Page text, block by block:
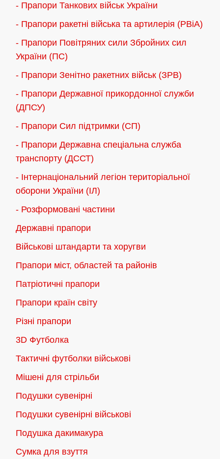
- Прапори Танкових військ України
- Прапори ракетні війська та артилерія (РВіА)
- Прапори Повітряних сили Збройних сил
України (ПС)
- Прапори Зенітно ракетних військ (ЗРВ)
- Прапори Державної прикордонної служби
(ДПСУ)
- Прапори Сил підтримки (СП)
- Прапори Державна спеціальна служба
транспорту (ДССТ)
- Інтернаціональний легіон територіальної
оборони України (ІЛ)
- Розформовані частини
Державні прапори
Військові штандарти та хоругви
Прапори міст, областей та районів
Патріотичні прапори
Прапори країн світу
Різні прапори
3D Футболка
Тактичні футболки військові
Мішені для стрільби
Подушки сувенірні
Подушки сувенірні військові
Подушка дакимакура
Сумка для взуття